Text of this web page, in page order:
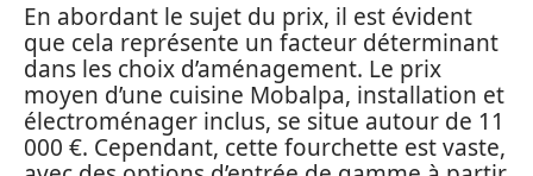
En abordant le sujet du prix, il est évident
que cela représente un facteur déterminant
dans les choix d’aménagement. Le prix
moyen d’une cuisine Mobalpa, installation et
électroménager inclus, se situe autour de 11
000 €. Cependant, cette fourchette est vaste,